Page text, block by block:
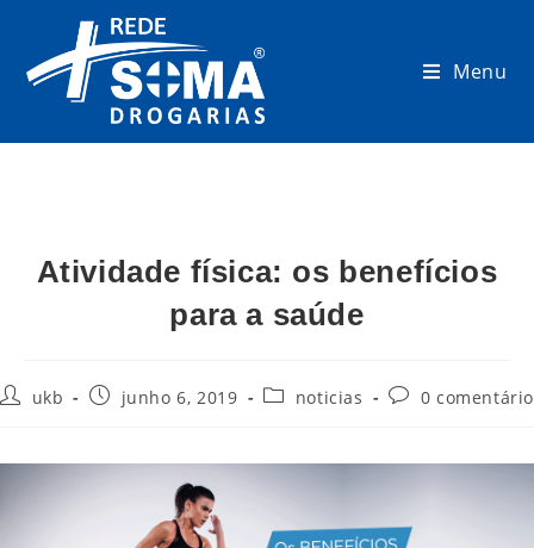
Menu
Atividade física: os benefícios
para a saúde
ukb junho 6, 2019 noticias 0 comentário